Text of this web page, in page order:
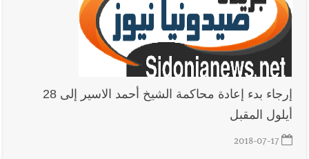
إرجاء بدء إعادة محاكمة الشيخ أحمد الاسير إلى 28
أيلول المقبل
2018-07-17